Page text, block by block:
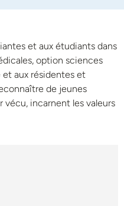
et aux étudiants dans
option sciences
aux résidentes et
de jeunes
vécu, incarnent les valeurs